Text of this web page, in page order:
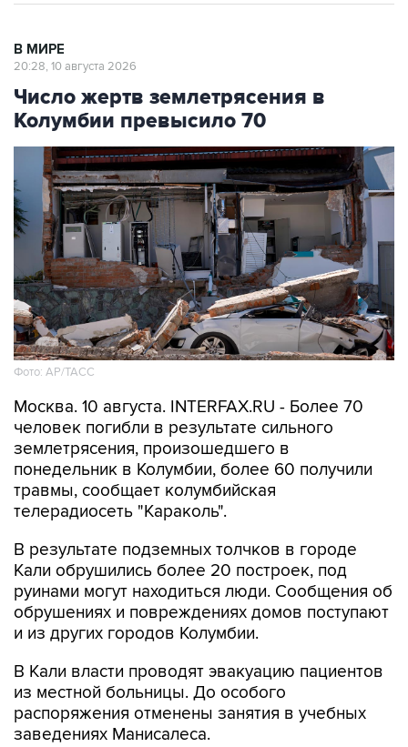
В МИРЕ
20:28, 10 августа 2026
Число жертв землетрясения в
Колумбии превысило 70
Фото: АР/ТАСС
Москва. 10 августа. INTERFAX.RU - Более 70
человек погибли в результате сильного
землетрясения, произошедшего в
понедельник в Колумбии, более 60 получили
травмы, сообщает колумбийская
телерадиосеть "Караколь".
В результате подземных толчков в городе
Кали обрушились более 20 построек, под
руинами могут находиться люди. Сообщения об
обрушениях и повреждениях домов поступают
и из других городов Колумбии.
В Кали власти проводят эвакуацию пациентов
из местной больницы. До особого
распоряжения отменены занятия в учебных
заведениях Манисалеса.